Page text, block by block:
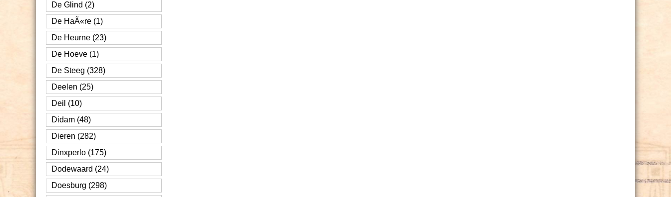
De Glind (2)
De HaÃ«re (1)
De Heurne (23)
De Hoeve (1)
De Steeg (328)
Deelen (25)
Deil (10)
Didam (48)
Dieren (282)
Dinxperlo (175)
Dodewaard (24)
Doesburg (298)